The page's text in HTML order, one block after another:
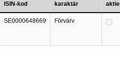
ISIN-kod
karaktär
SE0000648669 Förvärv